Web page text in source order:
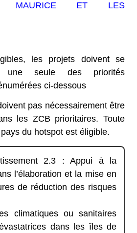
MAURICE ET LES
les projets doivent se
une seule des priorités
ci-dessous
pas nécessairement être
les ZCB prioritaires. Toute
du hotspot est éligible.
2.3 : Appui à la
l’élaboration et la mise en
de réduction des risques
climatiques ou sanitaires
dans les îles de